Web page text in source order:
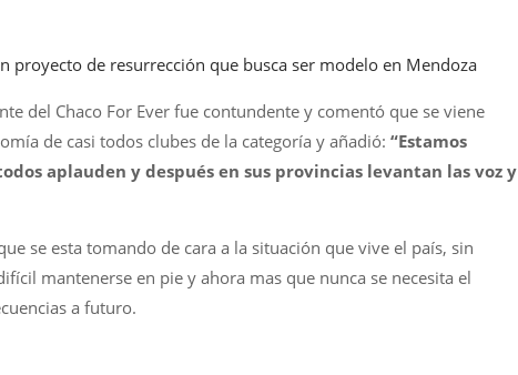
proyecto de resurrección que busca ser modelo en Mendoza
del Chaco For Ever fue contundente y comentó que se viene
de casi todos clubes de la categoría y añadió: “Estamos
aplauden y después en sus provincias levantan las voz y
se esta tomando de cara a la situación que vive el país, sin
mantenerse en pie y ahora mas que nunca se necesita el
a futuro.